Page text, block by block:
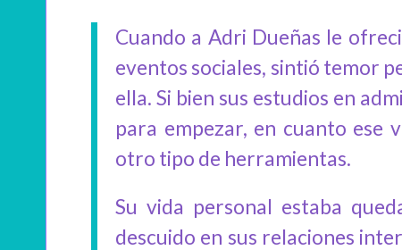
Cuando a Adri Dueñas le
eventos sociales, sintió temor
ella. Si bien sus estudios en
para empezar, en cuanto ese
otro tipo de herramientas.
Su vida personal estaba
descuido en sus relaciones